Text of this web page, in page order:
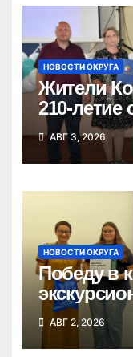
НОВОСТИ ОКРУГА
Жители
210-летие
села
АВГ 3, 2026
НОВОСТИ ОКРУГА
Победу в
одержала
Татарска
АВГ 2, 2026